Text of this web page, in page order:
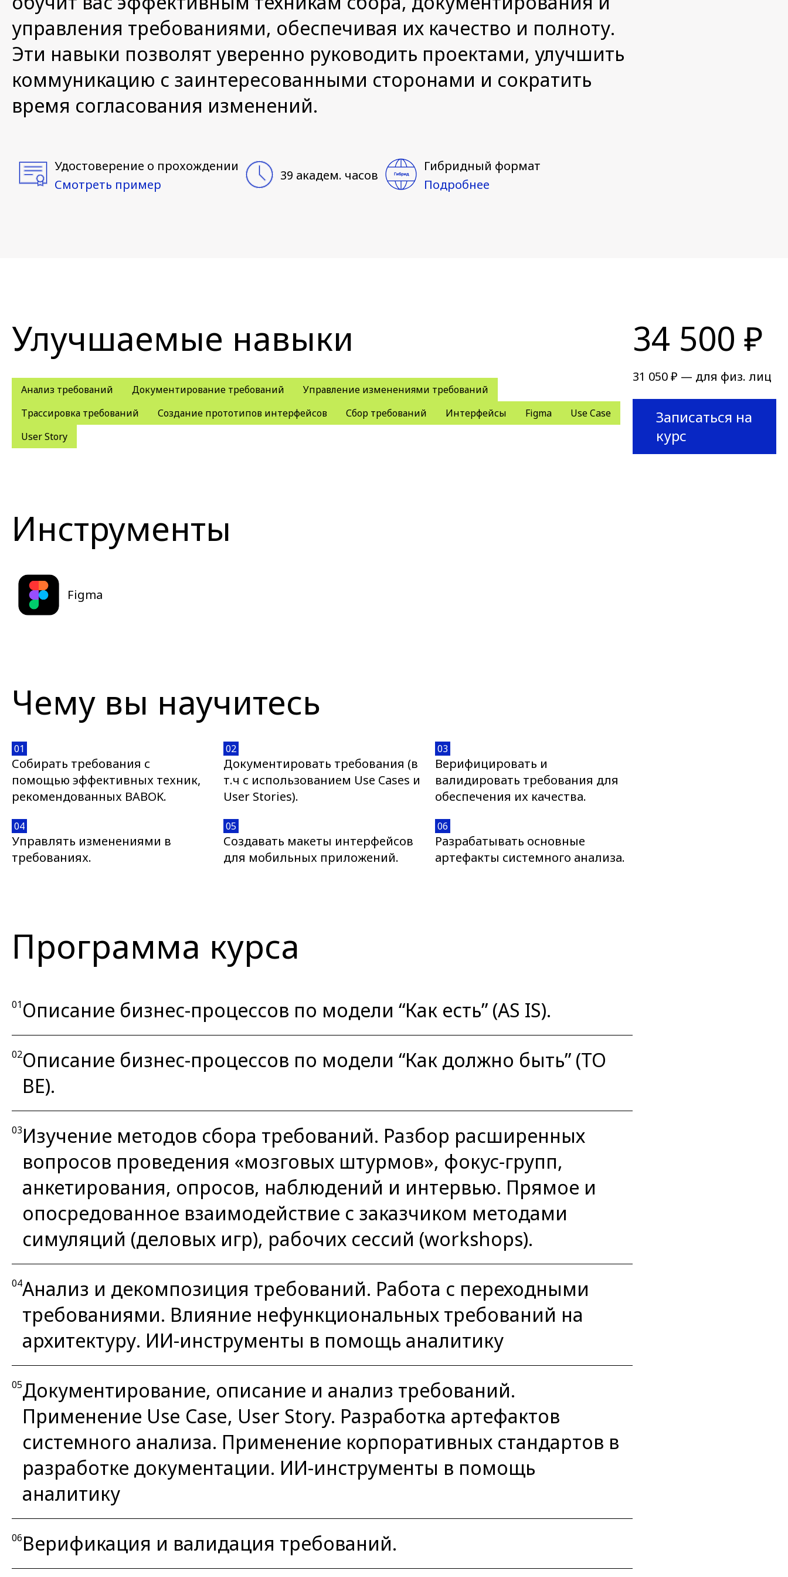
управления требованиями, обеспечивая их качество и полноту.
Эти навыки позволят уверенно руководить проектами, улучшить
коммуникацию с заинтересованными сторонами и сократить
время согласования изменений.
Удостоверение о прохождении
Смотреть пример
39 академ. часов
Гибридный формат
Подробнее
Улучшаемые навыки
Анализ требований Документирование требований
Управление изменениями требований
Трассировка требований
Создание прототипов интерфейсов Сбор требований Интерфейсы Figma
Use Case
User Story
Инструменты
Figma
Чему вы научитесь
01
Собирать требования с
помощью эффективных техник,
рекомендованных BABOK.
02
Документировать требования (в
т.ч с использованием Use Cases и
User Stories).
03
Верифицировать и
валидировать требования для
обеспечения их качества.
04
Управлять изменениями в
требованиях.
05
Создавать макеты интерфейсов
для мобильных приложений.
06
Разрабатывать основные
артефакты системного анализа.
Программа курса
01Описание бизнес-процессов по модели “Как есть” (AS IS).
02Описание бизнес-процессов по модели “Как должно быть” (TO
BE).
03Изучение методов сбора требований. Разбор расширенных
вопросов проведения «мозговых штурмов», фокус-групп,
анкетирования, опросов, наблюдений и интервью. Прямое и
опосредованное взаимодействие с заказчиком методами
симуляций (деловых игр), рабочих сессий (workshops).
04Анализ и декомпозиция требований. Работа с переходными
требованиями. Влияние нефункциональных требований на
архитектуру. ИИ-инструменты в помощь аналитику
05Документирование, описание и анализ требований.
Применение Use Case, User Story. Разработка артефактов
системного анализа. Применение корпоративных стандартов в
разработке документации. ИИ-инструменты в помощь
аналитику
06Верификация и валидация требований.
34 500 ₽
31 050 ₽ — для физ. лиц
Записаться на
курс